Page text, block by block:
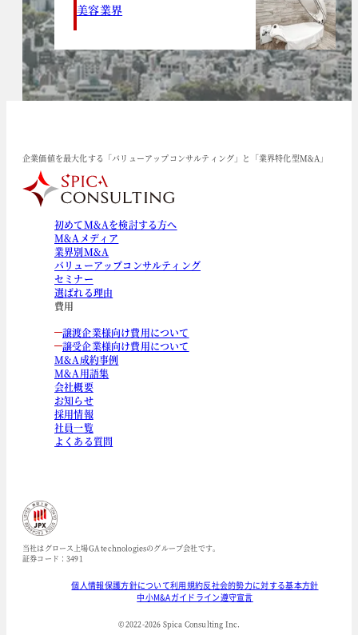
美容業界
企業価値を最大化する「バリューアップコンサルティング」と「業界特化型M&A」
初めてM&Aを検討する方へ
M&Aメディア
業界別M&A
バリューアップコンサルティング
セミナー
選ばれる理由
費用
譲渡企業様向け費用について
譲受企業様向け費用について
M&A成約事例
M&A用語集
会社概要
お知らせ
採用情報
社員一覧
よくある質問
当社はグロース上場GA technologiesのグループ会社です。
証券コード：3491
個人情報保護方針について利用規約反社会的勢力に対する基本方針
中小M&Aガイドライン遵守宣言
© 2022-2026 Spica Consulting Inc.